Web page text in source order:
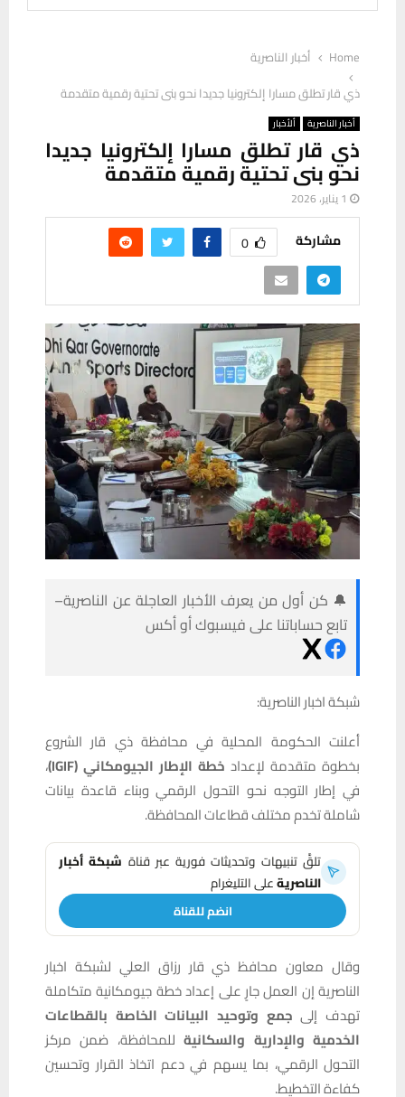
Home
أخبار الناصرية
ذي قار تطلق مسارا إلكترونيا جديدا نحو بنى تحتية رقمية متقدمة
أخبار الناصرية ألأخبار
ذي قار تطلق مسارا إلكترونيا جديدا
نحو بنى تحتية رقمية متقدمة
1 يناير، 2026
مشاركة 0
🔔 كن أول من يعرف الأخبار العاجلة عن الناصرية–
تابع حساباتنا على فيسبوك أو أكس
شبكة اخبار الناصرية:
أعلنت الحكومة المحلية في محافظة ذي قار الشروع
بخطوة متقدمة لإعداد خطة الإطار الجيومكاني (IGIF)
،
في إطار التوجه نحو التحول الرقمي وبناء قاعدة بيانات
شاملة تخدم مختلف قطاعات المحافظة.
تلقَّ تنبيهات وتحديثات فورية عبر قناة شبكة أخبار
الناصريةعلى التليغرام
انضم للقناة
وقال معاون محافظ ذي قار رزاق العلي لشبكة اخبار
الناصرية إن العمل جارٍ على إعداد خطة جيومكانية متكاملة
تهدف إلى جمع وتوحيد البيانات الخاصة بالقطاعات
الخدمية والإدارية والسكانيةللمحافظة، ضمن مركز
التحول الرقمي، بما يسهم في دعم اتخاذ القرار وتحسين
كفاءة التخطيط.